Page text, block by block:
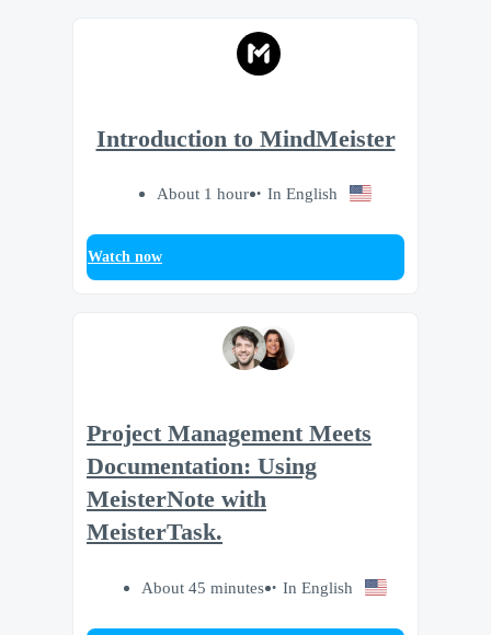
Introduction to MindMeister
About 1 hour In English
Watch now
Project Management Meets
Documentation: Using
MeisterNote with
MeisterTask.
About 45 minutes In English